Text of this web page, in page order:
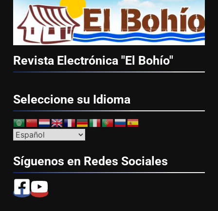
Revista Electrónica "El Bohío"
Seleccione su Idioma
Síguenos en Redes Sociales